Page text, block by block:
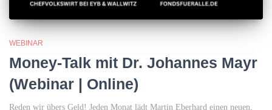
WEBINAR
Money-Talk mit Dr. Johannes Mayr
(Webinar | Online)
Reden wir übers Geld! Jeden Monat lädt Martin Eberhard einen neuen,